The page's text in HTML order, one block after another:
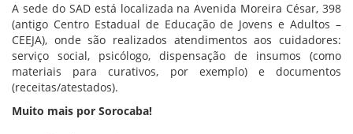
A sede do SAD está localizada na Avenida Moreira César, 398
(antigo Centro Estadual de Educação de Jovens e Adultos –
CEEJA), onde são realizados atendimentos aos cuidadores:
serviço social, psicólogo, dispensação de insumos (como
materiais para curativos, por exemplo) e documentos
(receitas/atestados).
Muito mais por Sorocaba!